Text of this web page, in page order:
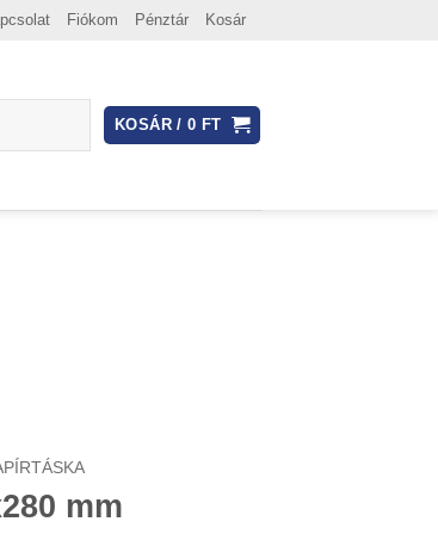
Fiókom Pénztár Kosár
KOSÁR /0 FT
mm